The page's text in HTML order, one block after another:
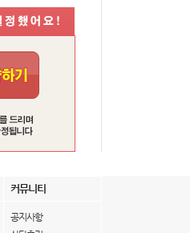
커뮤니티
공지사항